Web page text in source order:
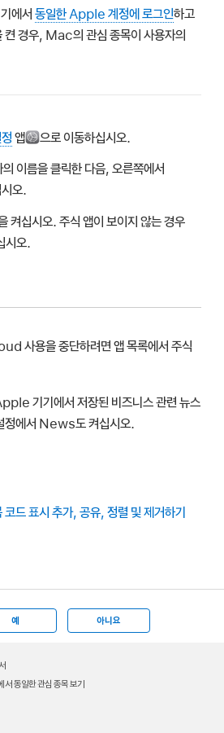
에서 동일한 Apple 계정에 로그인하고
경우, Mac의 관심 종목이 사용자의
앱
으로 이동하십시오.
이름을 클릭한 다음, 오른쪽에서
오.
켜십시오. 주식 앱이 보이지 않는 경우
시오.
사용을 중단하려면 앱 목록에서 주식
기기에서 저장된 비즈니스 관련 뉴스
에서 News도 켜십시오.
드 표시 추가, 공유, 정렬 및 제거하기
예 아니요
일한 관심 종목 보기